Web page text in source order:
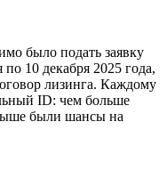
было подать заявку
10 декабря 2025 года,
лизинга. Каждому
ID: чем больше
были шансы на